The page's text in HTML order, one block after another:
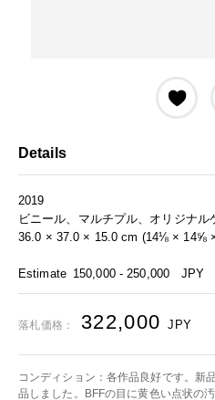
Details
2019
ビニール、マルチプル、オリジナル
36.0 × 37.0 × 15.0 cm (14⅛ × 14⅝
Estimate 150,000 - 250,000 JPY
落札価格： 322,000 JPY
コンディション：各作品良好です。新
品しました。BFFの目に黄色い点状の